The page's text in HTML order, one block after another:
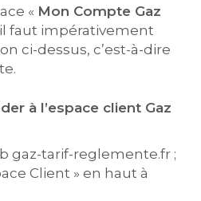
« Mon Compte Gaz
il faut impérativement
ci-dessus, c’est-à-dire
à l’espace client Gaz
gaz-tarif-reglemente.fr ;
Client » en haut à